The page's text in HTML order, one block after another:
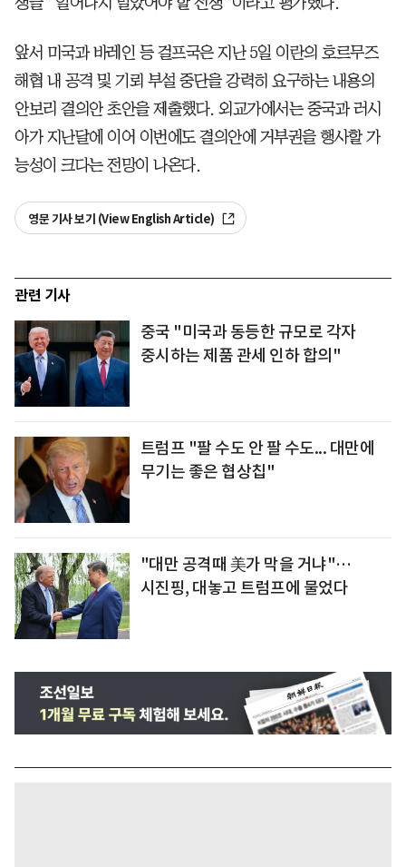
앞서 미국과 바레인 등 걸프국은 지난 5일 이란의 호르무즈
해협 내 공격 및 기뢰 부설 중단을 강력히 요구하는 내용의
안보리 결의안 초안을 제출했다. 외교가에서는 중국과 러시
아가 지난달에 이어 이번에도 결의안에 거부권을 행사할 가
능성이 크다는 전망이 나온다.
영문 기사 보기 (View English Article)
관련 기사
중국 "미국과 동등한 규모로 각자
중시하는 제품 관세 인하 합의"
트럼프 "팔 수도 안 팔 수도... 대만에
무기는 좋은 협상칩"
"대만 공격때 美가 막을 거냐"…
시진핑, 대놓고 트럼프에 물었다